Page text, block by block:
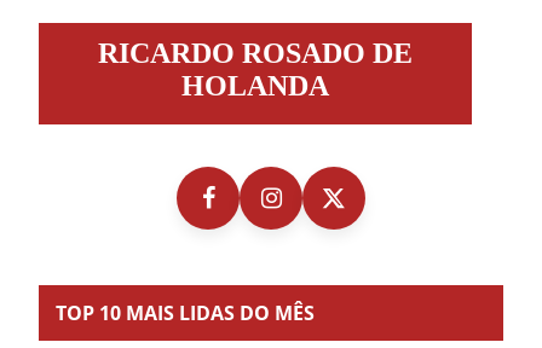
RosadoRICARDO ROSADO DE
HOLANDA
TOP 10 MAIS LIDAS DO MÊS